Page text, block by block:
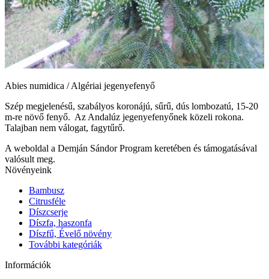
Abies numidica / Algériai jegenyefenyő
Szép megjelenésű, szabályos koronájú, sűrű, dús lombozatú, 15-20
m-re növő fenyő. Az Andalúz jegenyefenyőnek közeli rokona.
Talajban nem válogat, fagytűrő.
A weboldal a Demján Sándor Program keretében és támogatásával
valósult meg.
Növényeink
Bambusz
Citrusféle
Díszcserje
Díszfa, haszonfa
Díszfű, Évelő növény
További kategóriák
Információk